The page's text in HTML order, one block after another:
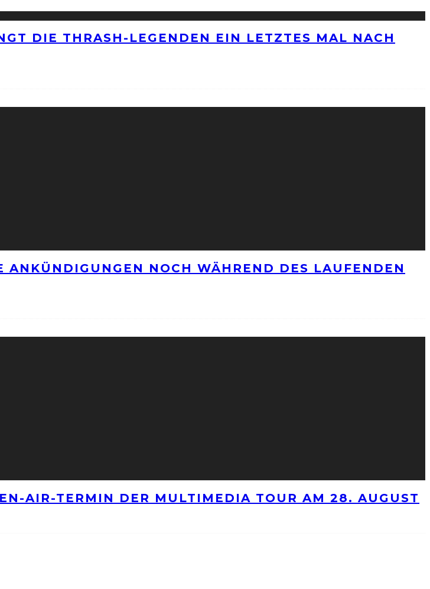
DIE THRASH-LEGENDEN EIN LETZTES MAL NACH
NOCH WÄHREND DES LAUFENDEN
AIR-TERMIN DER MULTIMEDIA TOUR AM 28. AUGUST